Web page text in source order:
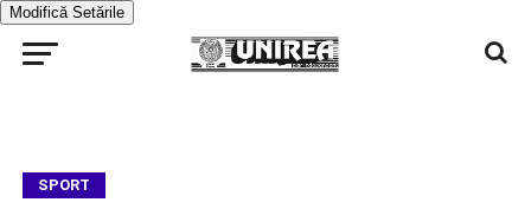
Modifică Setările
SPORT